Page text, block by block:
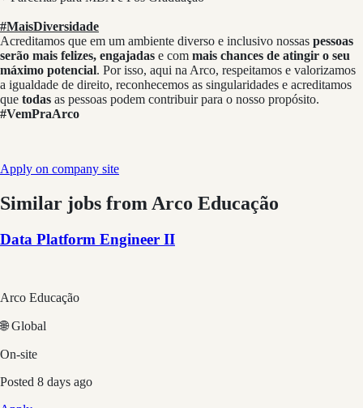
#MaisDiversidade
Acreditamos que em um ambiente diverso e inclusivo nossas pessoas
serão mais felizes, engajadas e com mais chances de atingir o seu
máximo potencial. Por isso, aqui na Arco, respeitamos e valorizamos
a igualdade de direito, reconhecemos as singularidades e acreditamos
que todas as pessoas podem contribuir para o nosso propósito.
#VemPraArco
Apply on company site
Similar jobs from Arco Educação
Data Platform Engineer II
Arco Educação
🌐 Global
On-site
Posted 8 days ago